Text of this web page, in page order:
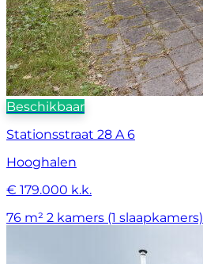
Beschikbaar
Stationsstraat 28 A 6
Hooghalen
€ 179.000 k.k.
76 m² 2 kamers (1 slaapkamers)